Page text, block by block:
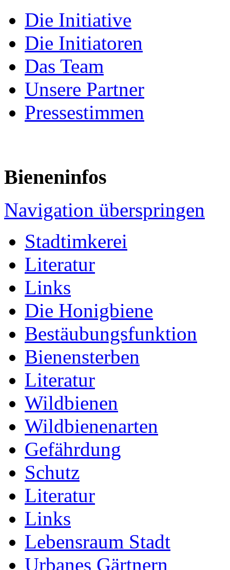
Die Initiative
Die Initiatoren
Das Team
Unsere Partner
Pressestimmen
Bieneninfos
Navigation überspringen
Stadtimkerei
Literatur
Links
Die Honigbiene
Bestäubungsfunktion
Bienensterben
Literatur
Wildbienen
Wildbienenarten
Gefährdung
Schutz
Literatur
Links
Lebensraum Stadt
Urbanes Gärtnern